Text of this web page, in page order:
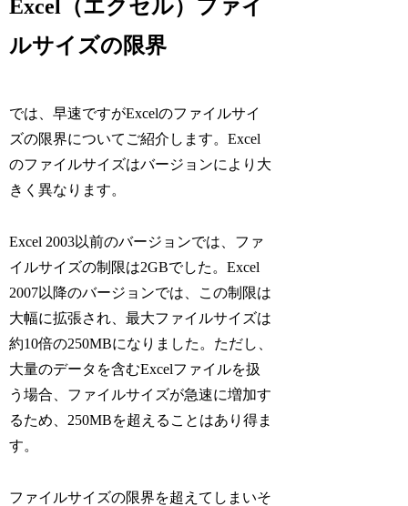
Excel（エクセル）ファイ
ルサイズの限界
では、早速ですがExcelのファイルサイ
ズの限界についてご紹介します。Excel
のファイルサイズはバージョンにより大
きく異なります。
Excel 2003以前のバージョンでは、ファ
イルサイズの制限は2GBでした。Excel
2007以降のバージョンでは、この制限は
大幅に拡張され、最大ファイルサイズは
約10倍の250MBになりました。ただし、
大量のデータを含むExcelファイルを扱
う場合、ファイルサイズが急速に増加す
るため、250MBを超えることはあり得ま
す。
ファイルサイズの限界を超えてしまいそ